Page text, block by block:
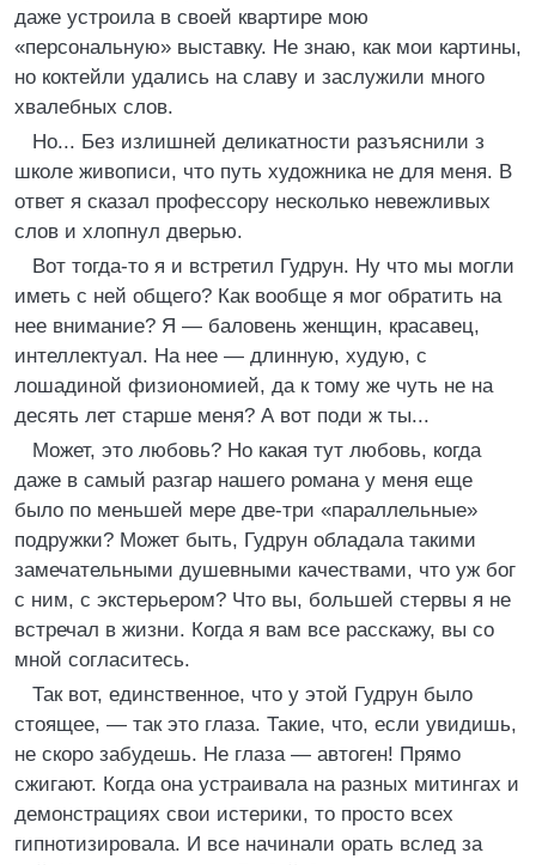
даже устроила в своей квартире мою
«персональную» выставку. Не знаю, как мои картины,
но коктейли удались на славу и заслужили много
хвалебных слов.
Но... Без излишней деликатности разъяснили з
школе живописи, что путь художника не для меня. В
ответ я сказал профессору несколько невежливых
слов и хлопнул дверью.
Вот тогда-то я и встретил Гудрун. Ну что мы могли
иметь с ней общего? Как вообще я мог обратить на
нее внимание? Я — баловень женщин, красавец,
интеллектуал. На нее — длинную, худую, с
лошадиной физиономией, да к тому же чуть не на
десять лет старше меня? А вот поди ж ты...
Может, это любовь? Но какая тут любовь, когда
даже в самый разгар нашего романа у меня еще
было по меньшей мере две-три «параллельные»
подружки? Может быть, Гудрун обладала такими
замечательными душевными качествами, что уж бог
с ним, с экстерьером? Что вы, большей стервы я не
встречал в жизни. Когда я вам все расскажу, вы со
мной согласитесь.
Так вот, единственное, что у этой Гудрун было
стоящее, — так это глаза. Такие, что, если увидишь,
не скоро забудешь. Не глаза — автоген! Прямо
сжигают. Когда она устраивала на разных митингах и
демонстрациях свои истерики, то просто всех
гипнотизировала. И все начинали орать вслед за